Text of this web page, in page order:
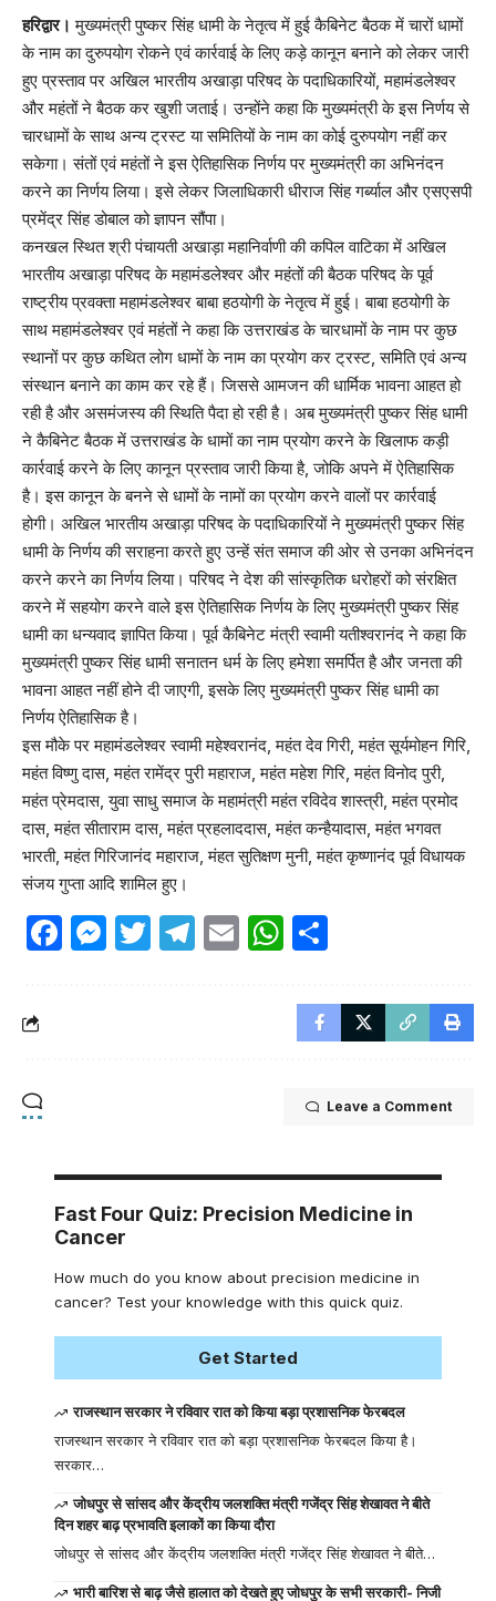
हरिद्वार। मुख्यमंत्री पुष्कर सिंह धामी के नेतृत्व में हुई कैबिनेट बैठक में चारों धामों
के नाम का दुरुपयोग रोकने एवं कार्रवाई के लिए कड़े कानून बनाने को लेकर जारी
हुए प्रस्ताव पर अखिल भारतीय अखाड़ा परिषद के पदाधिकारियों, महामंडलेश्वर
और महंतों ने बैठक कर खुशी जताई। उन्होंने कहा कि मुख्यमंत्री के इस निर्णय से
चारधामों के साथ अन्य ट्रस्ट या समितियों के नाम का कोई दुरुपयोग नहीं कर
सकेगा। संतों एवं महंतों ने इस ऐतिहासिक निर्णय पर मुख्यमंत्री का अभिनंदन
करने का निर्णय लिया। इसे लेकर जिलाधिकारी धीराज सिंह गर्ब्याल और एसएसपी
प्रमेंद्र सिंह डोबाल को ज्ञापन सौंपा।
कनखल स्थित श्री पंचायती अखाड़ा महानिर्वाणी की कपिल वाटिका में अखिल
भारतीय अखाड़ा परिषद के महामंडलेश्वर और महंतों की बैठक परिषद के पूर्व
राष्ट्रीय प्रवक्ता महामंडलेश्वर बाबा हठयोगी के नेतृत्व में हुई। बाबा हठयोगी के
साथ महामंडलेश्वर एवं महंतों ने कहा कि उत्तराखंड के चारधामों के नाम पर कुछ
स्थानों पर कुछ कथित लोग धामों के नाम का प्रयोग कर ट्रस्ट, समिति एवं अन्य
संस्थान बनाने का काम कर रहे हैं। जिससे आमजन की धार्मिक भावना आहत हो
रही है और असमंजस्य की स्थिति पैदा हो रही है। अब मुख्यमंत्री पुष्कर सिंह धामी
ने कैबिनेट बैठक में उत्तराखंड के धामों का नाम प्रयोग करने के खिलाफ कड़ी
कार्रवाई करने के लिए कानून प्रस्ताव जारी किया है, जोकि अपने में ऐतिहासिक
है। इस कानून के बनने से धामों के नामों का प्रयोग करने वालों पर कार्रवाई
होगी। अखिल भारतीय अखाड़ा परिषद के पदाधिकारियों ने मुख्यमंत्री पुष्कर सिंह
धामी के निर्णय की सराहना करते हुए उन्हें संत समाज की ओर से उनका अभिनंदन
करने करने का निर्णय लिया। परिषद ने देश की सांस्कृतिक धरोहरों को संरक्षित
करने में सहयोग करने वाले इस ऐतिहासिक निर्णय के लिए मुख्यमंत्री पुष्कर सिंह
धामी का धन्यवाद ज्ञापित किया। पूर्व कैबिनेट मंत्री स्वामी यतीश्वरानंद ने कहा कि
मुख्यमंत्री पुष्कर सिंह धामी सनातन धर्म के लिए हमेशा समर्पित है और जनता की
भावना आहत नहीं होने दी जाएगी, इसके लिए मुख्यमंत्री पुष्कर सिंह धामी का
निर्णय ऐतिहासिक है।
इस मौके पर महामंडलेश्वर स्वामी महेश्वरानंद, महंत देव गिरी, महंत सूर्यमोहन गिरि,
महंत विष्णु दास, महंत रामेंद्र पुरी महाराज, महंत महेश गिरि, महंत विनोद पुरी,
महंत प्रेमदास, युवा साधु समाज के महामंत्री महंत रविदेव शास्त्री, महंत प्रमोद
दास, महंत सीताराम दास, महंत प्रहलाददास, महंत कन्हैयादास, महंत भगवत
भारती, महंत गिरिजानंद महाराज, मंहत सुतिक्षण मुनी, महंत कृष्णानंद पूर्व विधायक
संजय गुप्ता आदि शामिल हुए।
Facebook
Messenger
Twitter
Telegram
EmailWhatsApp
Leave a Comment
Fast Four Quiz: Precision Medicine in
Cancer
How much do you know about precision medicine in
cancer? Test your knowledge with this quick quiz.
Get Started
राजस्थान सरकार ने रविवार रात को किया बड़ा प्रशासनिक फेरबदल
राजस्थान सरकार ने रविवार रात को बड़ा प्रशासनिक फेरबदल किया है।
सरकार…
जोधपुर से सांसद और केंद्रीय जलशक्ति मंत्री गजेंद्र सिंह शेखावत ने बीते
दिन शहर बाढ़ प्रभावति इलाकों का किया दौरा
जोधपुर से सांसद और केंद्रीय जलशक्ति मंत्री गजेंद्र सिंह शेखावत ने बीते…
भारी बारिश से बाढ़ जैसे हालात को देखते हुए जोधपुर के सभी सरकारी- निजी